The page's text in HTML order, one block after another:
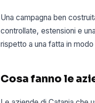
Una campagna ben
controllate, estensioni e
rispetto a una fatta in
Cosa fanno le